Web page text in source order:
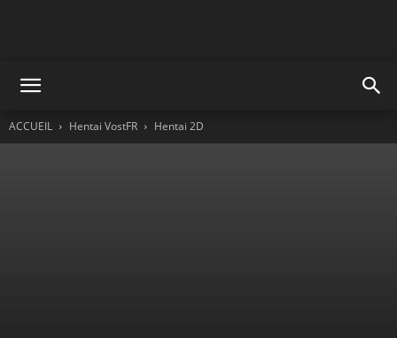
ACCUEIL Hentai VostFR Hentai 2D